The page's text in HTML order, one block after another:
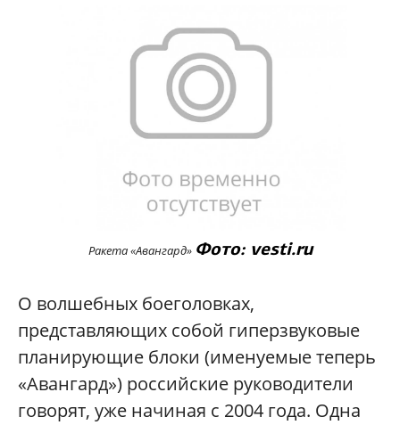
Ракета «Авангард» Фото: vesti.ru
О волшебных боеголовках,
представляющих собой гиперзвуковые
планирующие блоки (именуемые теперь
«Авангард») российские руководители
говорят, уже начиная с 2004 года. Одна